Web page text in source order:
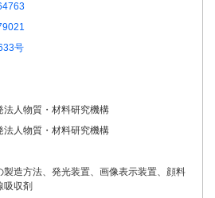
号
法人物質・材料研究機構
法人物質・材料研究機構
製造方法、発光装置、画像表示装置、顔料
吸収剤